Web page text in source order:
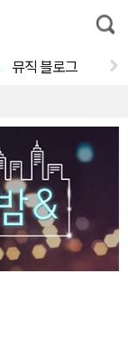
통
합
뮤직 블로그